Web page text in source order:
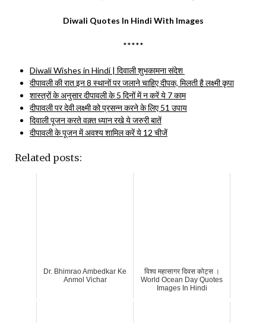
Diwali Quotes In Hindi With Images
*****
Diwali Wishes in Hindi | दिवाली शुभकामना संदेश
दीपावली की रात इन 8 स्थानों पर जलाने चाहिए दीपक, मिलती है लक्ष्मी कृपा
शास्त्रों के अनुसार दीपावली के 5 दिनों में न करें ये 7 काम
दीपावली पर देवी लक्ष्मी को प्रसन्न करने के लिए 51 उपाय
दिवाली पूजन करते वक़्त ध्यान रखे ये जरुरी बातें
दीपावली के पूजन में अवश्य शामिल करें ये 12 चीजें
Related posts:
Dr. Bhimrao Ambedkar Ke
Anmol Vichar
विश्व महासागर दिवस कोट्स ।
World Ocean Day Quotes
Images In Hindi